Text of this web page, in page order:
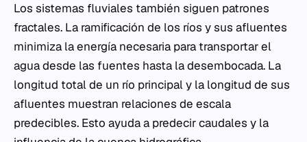
Los sistemas fluviales también siguen patrones
fractales. La ramificación de los ríos y sus afluentes
minimiza la energía necesaria para transportar el
agua desde las fuentes hasta la desembocada. La
longitud total de un río principal y la longitud de sus
afluentes muestran relaciones de escala
predecibles. Esto ayuda a predecir caudales y la